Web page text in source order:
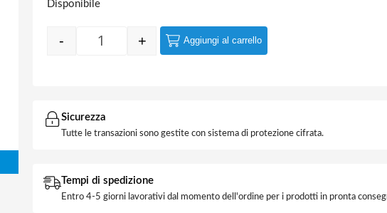
Disponibile
Quantity
- + Aggiungi al carrello
Sicurezza
Tutte le transazioni sono gestite con sistema di protezione cifrata.
Tempi di spedizione
Entro 4-5 giorni lavorativi dal momento dell'ordine per i prodotti in pronta